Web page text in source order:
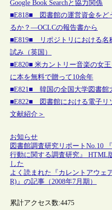
Google Book Searchと協力関係
■E818■ 図書館の運営資金をど
るか？―OCLCの報告書から
■E819■ リポジトリにおける名
試み（英国）
■E820■ 米カントリー音楽の女
に本を無料で贈って10余年
■E821■ 韓国の全国大学図書館
■E822■ 図書館における電子リ
文献紹介＞
お知らせ
図書館調査研究リポートNo.10
行動に関する調査研究』 HTML
した
よく読まれた『カレントアウェ
R)』の記事（2008年7月期）
累計アクセス数:4475